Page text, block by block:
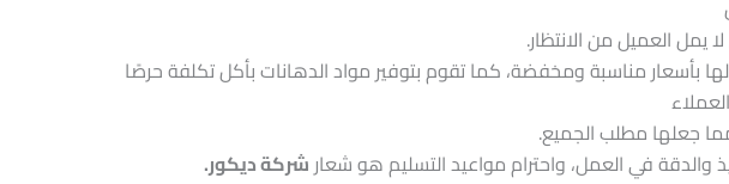
يمل العميل من الانتظار.
بأسعار مناسبة ومخفضة، كما تقوم بتوفير مواد الدهانات بأكل تكلفة حرصًا
جعلها مطلب الجميع.
والدقة في العمل، واحترام مواعيد التسليم هو شعارشركة ديكور.